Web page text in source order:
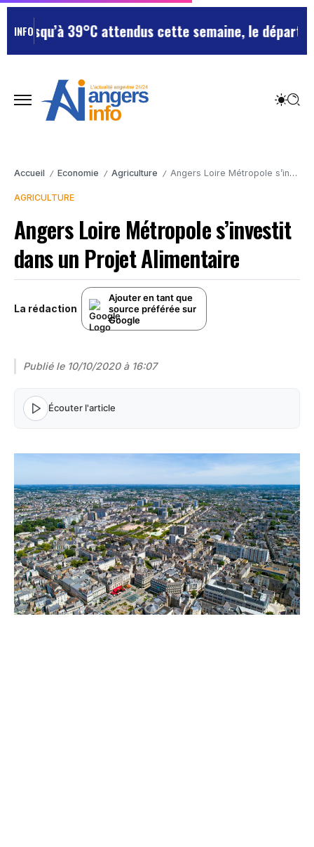
INFO 39°C attendus cette semaine, le département
Accueil / Economie / Agriculture / Angers Loire Métropole s’investit dans un Projet Alimentaire
AGRICULTURE
Angers Loire Métropole s’investit
dans un Projet Alimentaire
La rédaction
Ajouter en tant que
source préférée sur
Google
Publié le 10/10/2020 à 16:07
Écouter l'article